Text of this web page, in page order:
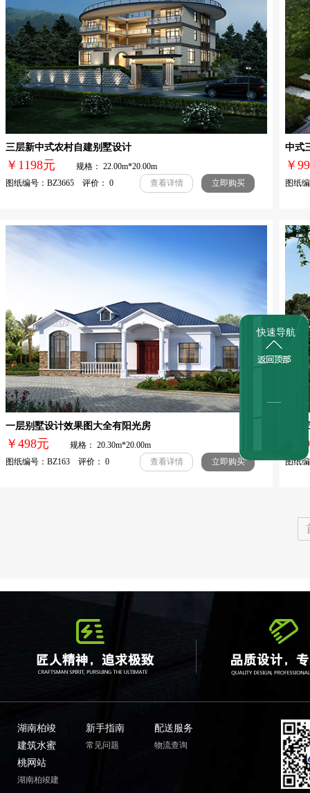
三层新中式农村自建别墅设计
￥1198元
规格： 22.00m*20.00m
图纸编号：BZ3665 评价： 0
查看详情 立即购买
中式
￥
图纸编
一层别墅设计效果图大全有阳光房
￥498元
规格： 20.30m*20.00m
图纸编号：BZ163 评价： 0
查看详情 立即购买
农
￥
图纸编
湖南柏竣
建筑水蜜
桃网站
湖南柏竣建
新手指南
常见问题
配送服务
物流查询
快速导航